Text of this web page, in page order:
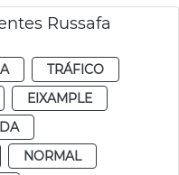
Russafa
TRÁFICO
EIXAMPLE
NORMAL